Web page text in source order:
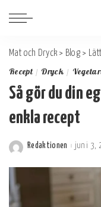
Mat och Dryck > Blog>
Recept Dryck
Så gör du din
enkla recept
Postat
Redaktionen juni 3,